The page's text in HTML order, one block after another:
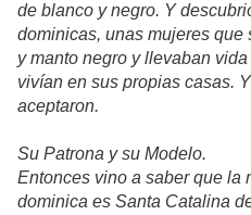
de blanco y negro. Y
dominicas, unas mujeres
y manto negro y llevaban
vivían en sus propias casas.
aceptaron.
Su Patrona y su Modelo.
Entonces vino a saber que la
dominica es Santa Catalina